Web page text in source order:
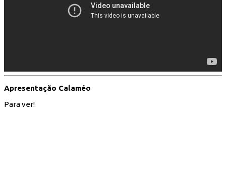
Apresentação Calaméo
Para ver!